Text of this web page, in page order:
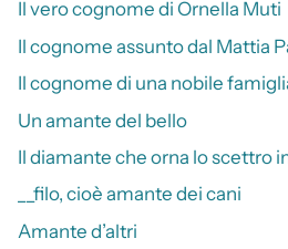
Il vero cognome di Ornella Muti
Il cognome assunto dal Mattia
Il cognome di una nobile
Un amante del bello
Il diamante che orna lo scettro
__filo, cioè amante dei cani
Amante d’altri